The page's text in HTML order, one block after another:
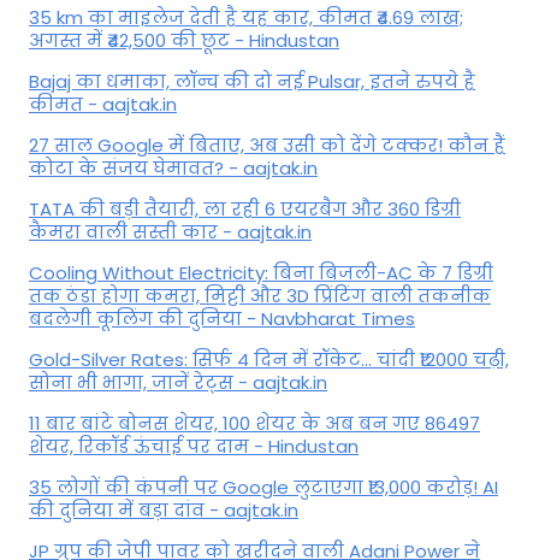
35 km का माइलेज देती है यह कार, कीमत ₹4.69 लाख;
अगस्त में ₹42,500 की छूट - Hindustan
Bajaj का धमाका, लॉन्च की दो नई Pulsar, इतने रुपये है
कीमत - aajtak.in
27 साल Google में बिताए, अब उसी को देंगे टक्कर! कौन हैं
कोटा के संजय घेमावत? - aajtak.in
TATA की बड़ी तैयारी, ला रही 6 एयरबैग और 360 डिग्री
कैमरा वाली सस्ती कार - aajtak.in
Cooling Without Electricity: बिना बिजली-AC के 7 डिग्री
तक ठंडा होगा कमरा, मिट्टी और 3D प्रिंटिंग वाली तकनीक
बदलेगी कूलिंग की दुनिया - Navbharat Times
Gold-Silver Rates: सिर्फ 4 दिन में रॉकेट... चांदी ₹12000 चढ़ी,
सोना भी भागा, जानें रेट्स - aajtak.in
11 बार बांटे बोनस शेयर, 100 शेयर के अब बन गए 86497
शेयर, रिकॉर्ड ऊंचाई पर दाम - Hindustan
35 लोगों की कंपनी पर Google लुटाएगा ₹13,000 करोड़! AI
की दुनिया में बड़ा दांव - aajtak.in
JP ग्रुप की जेपी पावर को खरीदने वाली Adani Power ने